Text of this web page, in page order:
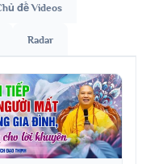
đề Videos
Radar